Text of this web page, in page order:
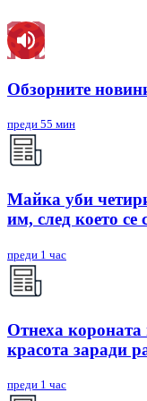
Обзорните
преди 55 мин
Майка уби
им, след което се
преди 1 час
Отнеха короната
красота заради
преди 1 час